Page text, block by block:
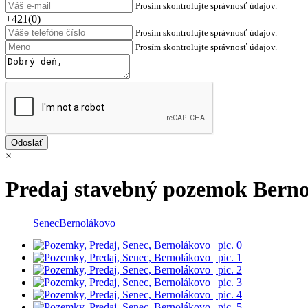
Prosím skontrolujte správnosť údajov.
+421(0)
Prosím skontrolujte správnosť údajov.
Prosím skontrolujte správnosť údajov.
×
Predaj stavebný pozemok
SenecBernolákovo